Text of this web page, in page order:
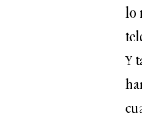
lo
Y